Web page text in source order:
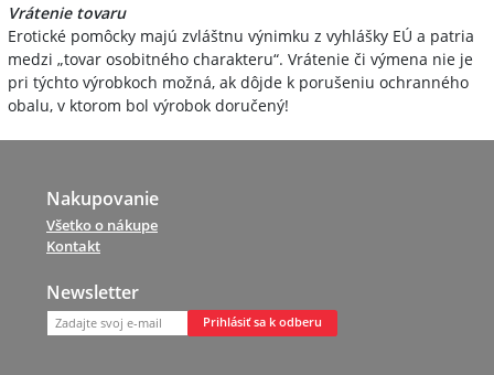
Vrátenie tovaru
Erotické pomôcky majú zvláštnu výnimku z vyhlášky EÚ a patria
medzi „tovar osobitného charakteru“. Vrátenie či výmena nie je
pri týchto výrobkoch možná, ak dôjde k porušeniu ochranného
obalu, v ktorom bol výrobok doručený!
Nakupovanie
Všetko o nákupe
Kontakt
Newsletter
Prihlásiť sa k odberu